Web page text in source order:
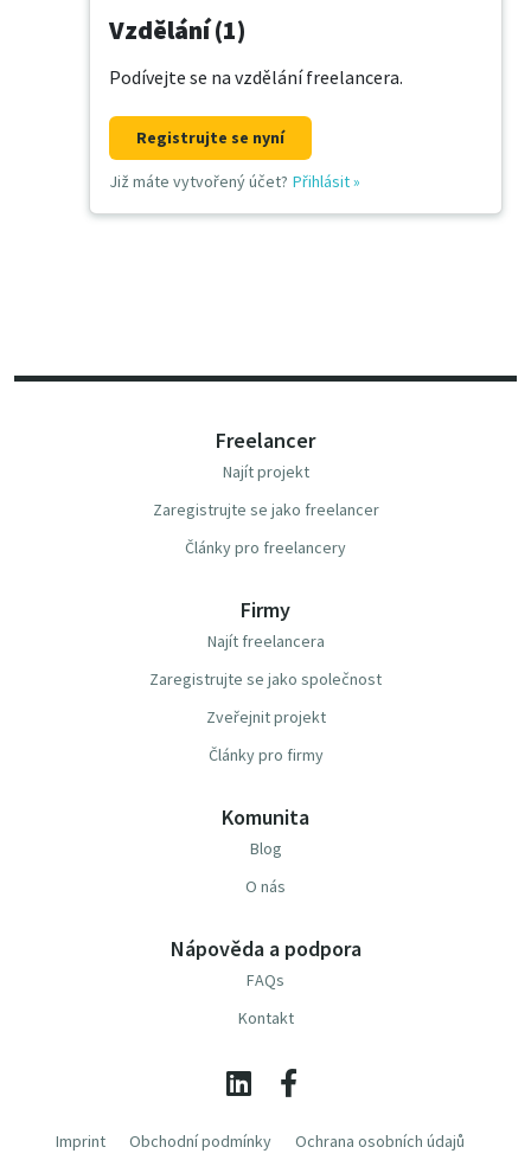
Vzdělání (1)
Podívejte se na vzdělání freelancera.
Registrujte se nyní
Již máte vytvořený účet? Přihlásit»
Freelancer
Najít projekt
Zaregistrujte se jako freelancer
Články pro freelancery
Firmy
Najít freelancera
Zaregistrujte se jako společnost
Zveřejnit projekt
Články pro firmy
Komunita
Blog
O nás
Nápověda a podpora
FAQs
Kontakt
Imprint Obchodní podmínky Ochrana osobních údajů